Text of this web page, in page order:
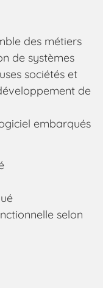
des métiers
de systèmes
sociétés et
de
embarqués
selon